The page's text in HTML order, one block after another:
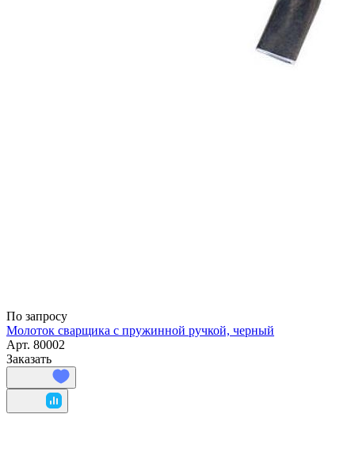
По запросу
Молоток сварщика с пружинной ручкой, черный
Арт. 80002
Заказать